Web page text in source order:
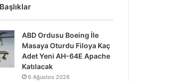
ABD Ordusu Boeing İle
Masaya Oturdu Filoya Kaç
Adet Yeni AH-64E Apache
Katılacak
6 Ağustos 2026